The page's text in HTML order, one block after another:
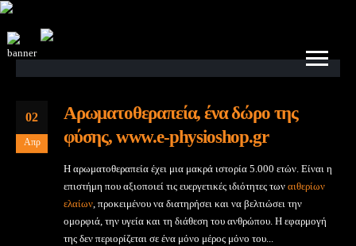
02
Απρ
Αρωματοθεραπεία, ένα δώρο της
φύσης, www.e-physioshop.gr
Η αρωματοθεραπεία έχει μια μακρά ιστορία 5.000 ετών. Είναι η
επιστήμη που αξιοποιεί τις ευεργετικές ιδιότητες των αιθερίων
ελαίων , προκειμένου να διατηρήσει και να βελτιώσει την
ομορφιά, την υγεία και τη διάθεση του ανθρώπου. Η εφαρμογή
της δεν περιορίζεται σε ένα μόνο μέρος μόνο του...